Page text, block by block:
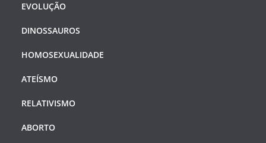
EVOLUÇÃO
DINOSSAUROS
HOMOSEXUALIDADE
ATEÍSMO
RELATIVISMO
ABORTO